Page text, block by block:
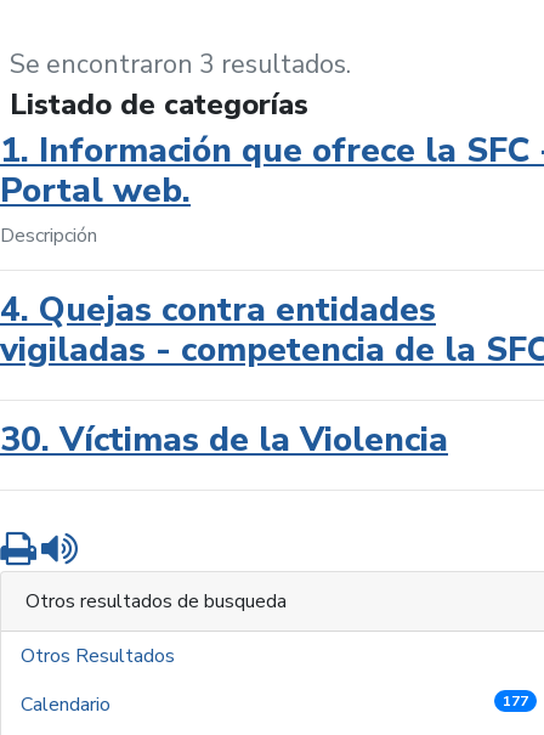
Se encontraron 3 resultados.
Listado de categorías
1. Información que ofrece la SFC
Portal web.
Descripción
4. Quejas contra entidades
vigiladas - competencia de la
30. Víctimas de la Violencia
Imprimir
Otros resultados de busqueda
Otros Resultados
Calendario
177